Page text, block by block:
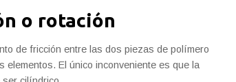
o rotación
de fricción entre las dos piezas de polímero
El único inconveniente es que la